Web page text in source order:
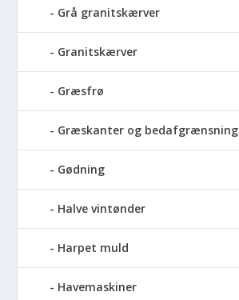
Grå granitskærver
Granitskærver
Græsfrø
Græskanter og bedafgrænsning
Gødning
Halve vintønder
Harpet muld
Havemaskiner